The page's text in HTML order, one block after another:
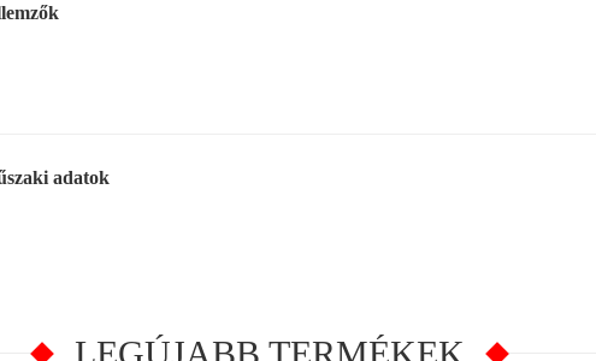
adatok
LEGÚJABB TERMÉKEK